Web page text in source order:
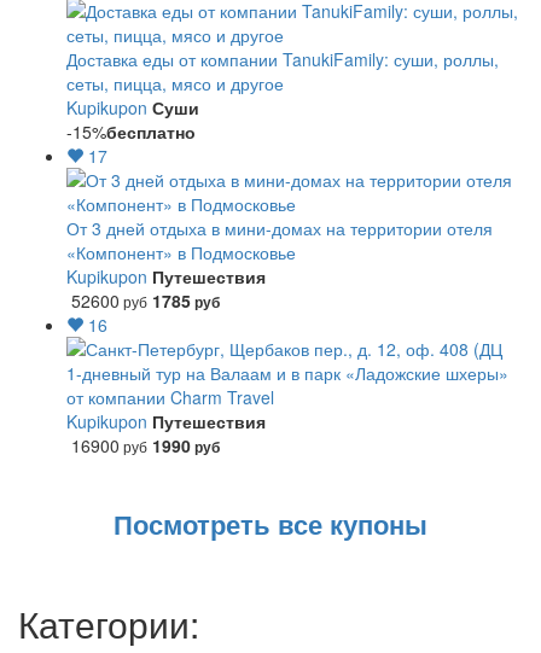
Доставка еды от компании TanukiFamily: суши, роллы,
сеты, пицца, мясо и другое
Kupikupon Суши
-15%бесплатно
17
От 3 дней отдыха в мини-домах на территории отеля
«Компонент» в Подмосковье
Kupikupon Путешествия
52600 руб 1785руб
16
1-дневный тур на Валаам и в парк «Ладожские шхеры»
от компании Charm Travel
Kupikupon Путешествия
16900 руб 1990руб
Посмотреть все купоны
Категории: